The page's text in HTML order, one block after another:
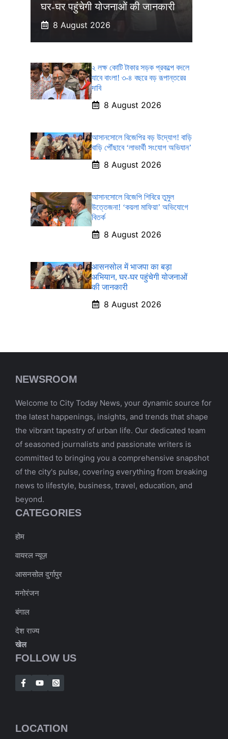
घर-घर पहुंचेगी योजनाओं की जानकारी
8 August 2026
২ লক্ষ কোটি টাকার সড়ক প্রকল্পে বদলে
যাবে বাংলা! ৩-৪ বছরে বড় রূপান্তরের
দাবি
8 August 2026
আসানসোলে বিজেপির বড় উদ্যোগ! বাড়ি
বাড়ি পৌঁছাবে ‘লাভার্থী সংযোগ অভিযান’
8 August 2026
আসানসোলে বিজেপি শিবিরে তুমুল
উত্তেজনা! ‘কয়লা মাফিয়া’ অভিযোগে
বিতর্ক
8 August 2026
आसनसोल में भाजपा का बड़ा
अभियान, घर-घर पहुंचेगी योजनाओं
की जानकारी
8 August 2026
NEWSROOM
Welcome to City Today News, your dynamic source for
the latest happenings, insights, and trends that shape
the vibrant tapestry of urban life. Our dedicated team
of seasoned journalists and passionate writers is
committed to bringing you a comprehensive snapshot
of the city's pulse, covering everything from breaking
news to lifestyle, business, travel, education, and
beyond.
CATEGORIES
होम
वायरल न्यूज़
आसनसोल दुर्गापुर
मनोरंजन
बंगाल
देश राज्य
खेल
FOLLOW US
LOCATION